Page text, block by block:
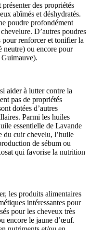
des propriétés
abîmés et déshydratés.
poudre profondément
D’autres poudres
pour renforcer et tonifier la
neutre) ou encore pour
Guimauve).
aider à lutter contre la
pas de propriétés
dotées d’autres
Parmi les huiles
essentielle de Lavande
du cuir chevelu, l’huile
de sébum ou
qui favorise la nutrition
les produits alimentaires
intéressantes pour
pour les cheveux très
encore le jaune d’œuf.